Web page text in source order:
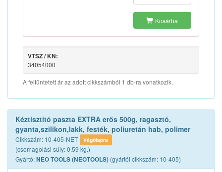
Kosárba
VTSZ / KN:
34054000
A feltüntetett ár az adott cikkszámból 1 db-ra vonatkozik.
Kéztisztító paszta EXTRA erős 500g, ragasztó,
gyanta,szilikon,lakk, festék, poliuretán hab, polimer
Cikkszám: 10-405-NET Vágólapra
(csomagolási súly: 0.59 kg.)
Gyártó:NEO TOOLS (NEOTOOLS) (gyártói cikkszám: 10-405)